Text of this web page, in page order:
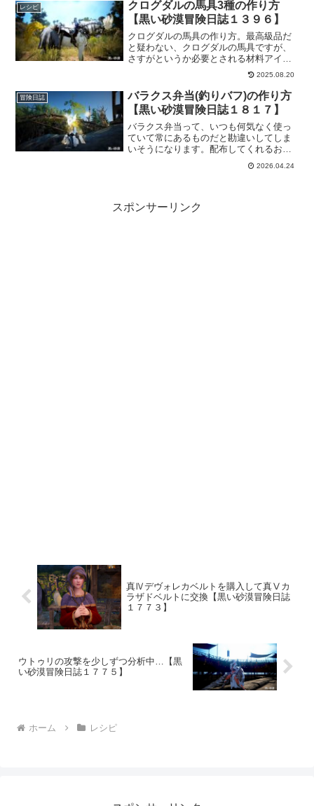
是非作っておきたいですね。
レシピ
クログダルの馬具3種の作り方
【黒い砂漠冒険日誌１３９６】
クログダルの馬具の作り方。最高級品だ
と疑わない、クログダルの馬具ですが、
さすがというか必要とされる材料アイテ
ムの質も数もなかなかボリューミーです
ｗここを乗り越えてこそって感じです。
もちろんシルバーで何とかなるものもあ
るのでお財布と相談ｗ
2025.08.20
冒険日誌
バラクス弁当(釣りバフ)の作り方
【黒い砂漠冒険日誌１８１７】
バラクス弁当って、いつも何気なく使っ
ていて常にあるものだと勘違いしてしま
いそうになります。配布してくれるおか
げなんでしょうけど、ふと「レシピがあ
ったりする？」と製作ノートみたらあっ
2026.04.24
スポンサーリンク
真Ⅳデヴォレカベルトを購入して真Ⅴカ
ラザドベルトに交換【黒い砂漠冒険日誌
１７７３】
ウトゥリの攻撃を少しずつ分析中…【黒
い砂漠冒険日誌１７７５】
ホーム レシピ